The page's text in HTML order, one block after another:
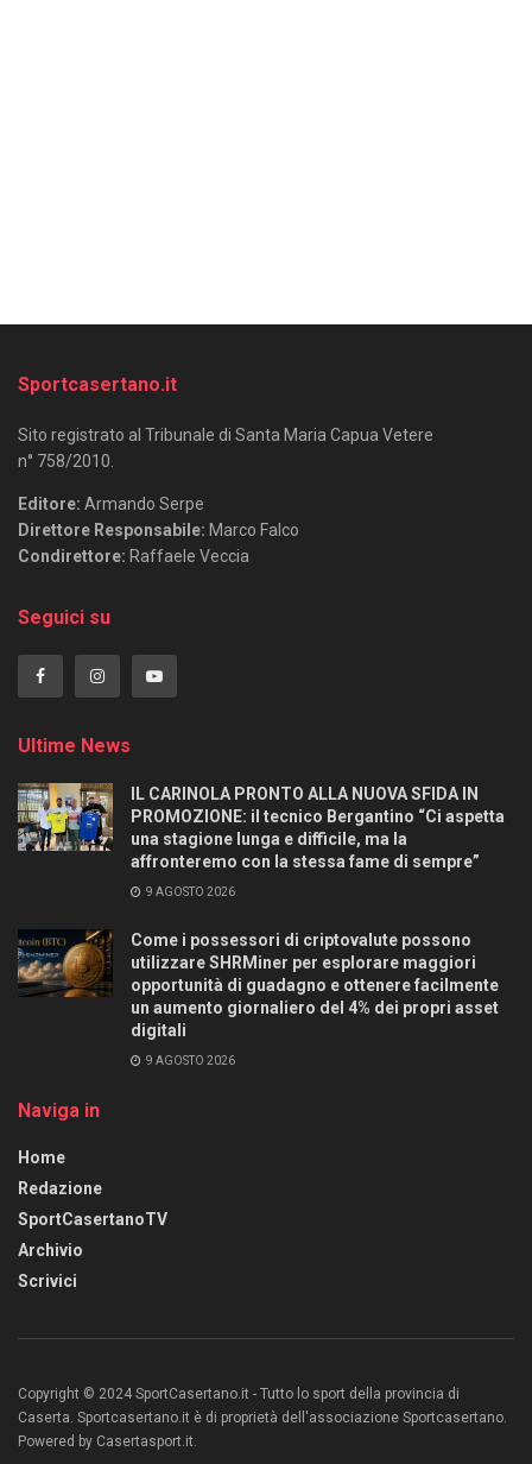
Sportcasertano.it
Sito registrato al Tribunale di Santa Maria Capua Vetere
n° 758/2010.
Editore: Armando Serpe
Direttore Responsabile: Marco Falco
Condirettore: Raffaele Veccia
Seguici su
Ultime News
IL CARINOLA PRONTO ALLA NUOVA SFIDA IN
PROMOZIONE: il tecnico Bergantino “Ci aspetta
una stagione lunga e difficile, ma la
affronteremo con la stessa fame di sempre”
9 AGOSTO 2026
Come i possessori di criptovalute possono
utilizzare SHRMiner per esplorare maggiori
opportunità di guadagno e ottenere facilmente
un aumento giornaliero del 4% dei propri asset
digitali
9 AGOSTO 2026
Naviga in
Home
Redazione
SportCasertanoTV
Archivio
Scrivici
Copyright © 2024 SportCasertano.it - Tutto lo sport della provincia di
Caserta. Sportcasertano.it è di proprietà dell'associazione Sportcasertano.
Powered by Casertasport.it.